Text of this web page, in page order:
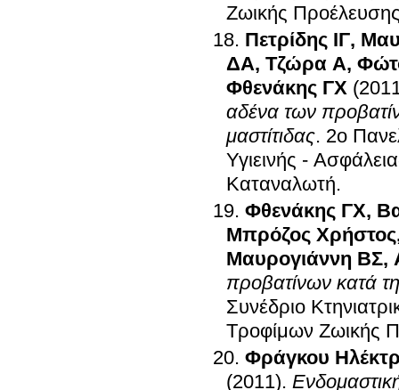
Ζωικής
Πετρίδης ΙΓ,
ΔΑ, Τζώρα Α,
Φθενάκης ΓΧ
αδένα των
μαστίτιδας. 2ο
Υγιεινής -
Καταναλωτή.
Φθενάκης ΓΧ,
Μπρόζος Χρήστος
Μαυρογιάννη ΒΣ,
προβατίνων κατά
Συνέδριο
Τροφίμων Ζωικής
Φράγκου
(2011).